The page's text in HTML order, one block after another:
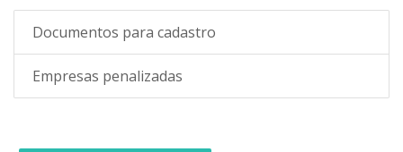
Documentos para cadastro
Empresas penalizadas